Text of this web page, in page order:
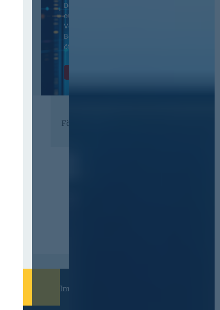
Der Thementag für die
ergänzenden
Vertragsbedingungen von IT-
Beschaffung in der
öffentlichen Verwaltung
Förderer
Immer informiert bleiben!